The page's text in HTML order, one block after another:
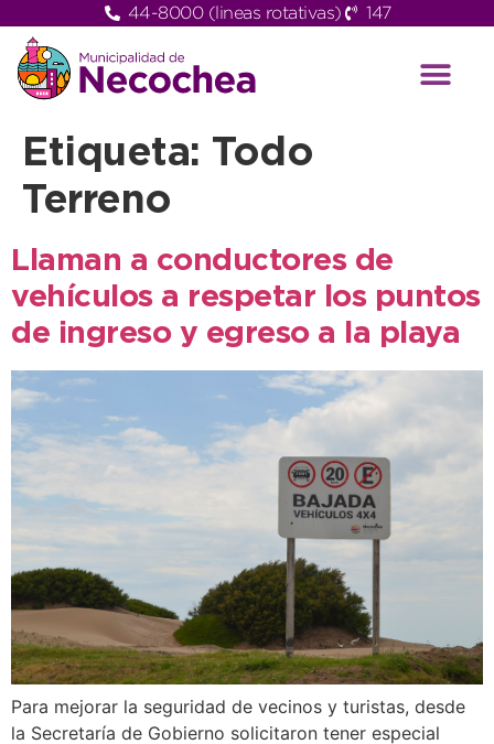
44-8000 (lineas rotativas) 147
Etiqueta: Todo
Terreno
Llaman a conductores de
vehículos a respetar los puntos
de ingreso y egreso a la playa
Para mejorar la seguridad de vecinos y turistas, desde
la Secretaría de Gobierno solicitaron tener especial